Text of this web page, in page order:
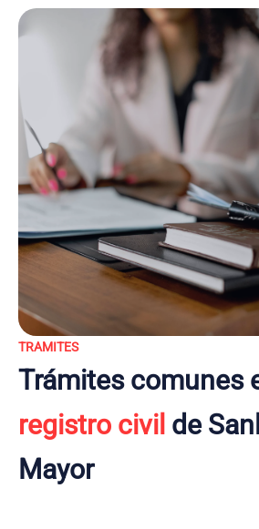
TRAMITES
Trámites comunes
registro civil de
Mayor